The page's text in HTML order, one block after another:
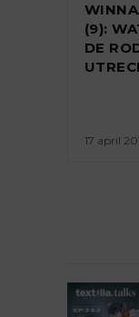
(9):
DE
17 april